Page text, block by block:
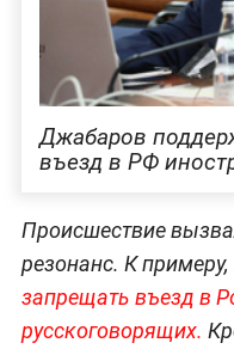
Джабаров
въезд в РФ
Происшествие
резонанс. К примеру,
запрещать въезд в
русскоговорящих.